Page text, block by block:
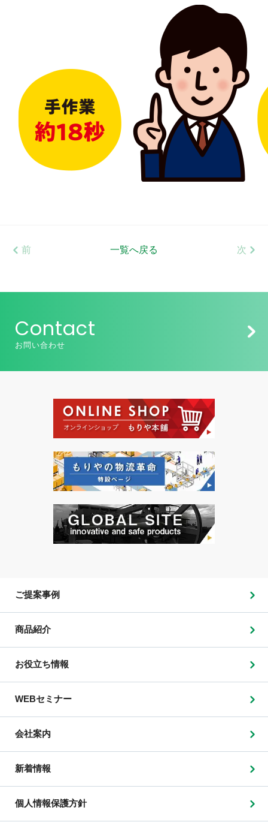
前 一覧へ戻る 次
Contact
お問い合わせ
ご提案事例
商品紹介
お役立ち情報
WEBセミナー
会社案内
新着情報
個人情報保護方針